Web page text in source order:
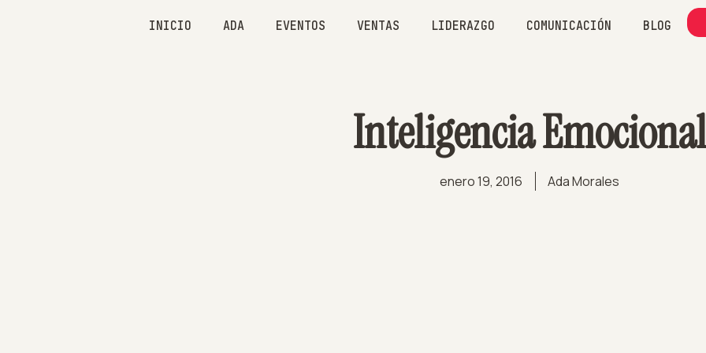
INICIO ADA EVENTOS VENTAS LIDERAZGO COMUNICACIÓN BLOG
Inteligencia Emocional
enero 19, 2016 Ada Morales